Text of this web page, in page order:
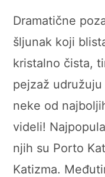
Dramatične
šljunak koji
kristalno čista,
pejzaž
neke od
videli!
njih su Porto
Katizma.